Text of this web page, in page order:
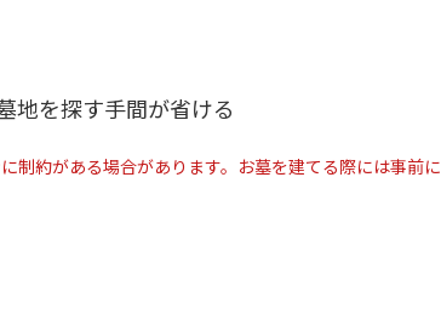
地を探す手間が省ける
制約がある場合があります。お墓を建てる際には事前に